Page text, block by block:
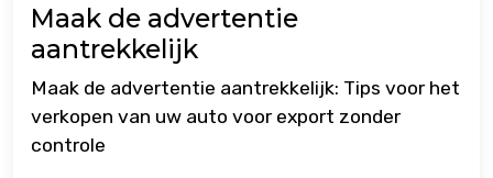
Maak de advertentie
aantrekkelijk
Maak de advertentie aantrekkelijk: Tips voor het
verkopen van uw auto voor export zonder
controle